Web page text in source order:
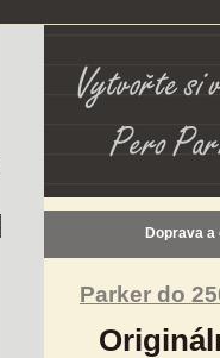
Doprava a
Parker do